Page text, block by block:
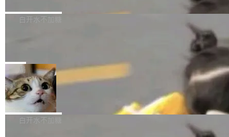
w 不要求标准普通话，方言识别覆盖粤语、吴语
容提供的字体时出现的几个问题 为避免音频加
质的最低采样率）的音频格式将被拒绝 修复了 C
SS 圆角虚线样式中可能存在的问题 如果表单中
的图像元素不在同一个子树中，则它们将不再关
联 加...
发布的 Release Notes，他利用 AI 工具（如 Co
最强的若干项。对于尚未正式发版的 PG 19，则
通过拉取过去一年内（从 PG 18 Beta1 时间点
至今）的所有 commit，同样交由 AI 分析提炼。
经过人工复核，准确度令人满意。这一方法也为
社区爱好者提供了高效跟踪新版本的思路。
白开水不加糖
维护工作一直与我的日常工作、家务、社交生活
和休闲娱乐竞争时间。" 这是 libexpat 维护者 S
ebastian Pipping 写在博客里的话。8 月 4 日，
他宣布了一个新消息：从 2026 年 8 月 1 日起，
他可以全职维护 libexpat 了，最长 6 个月。发
局
Firefox 153.0.3 发布
Firefox 153.0.3 现已发布，具体更新内容如
下： New Smart Window 包含多项增强功能：
白开水不加糖